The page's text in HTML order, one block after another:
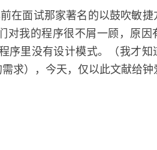
在面试那家著名的以鼓吹敏捷
对我的程序很不屑一顾，原因
序里没有设计模式。（我才知
求），今天，仅以此文献给钟